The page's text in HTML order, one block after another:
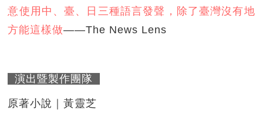
意使用中、臺、日三種語言發聲，除了臺灣沒有地
方能這樣做——The News Lens
演出暨製作團隊
原著小說｜黃靈芝